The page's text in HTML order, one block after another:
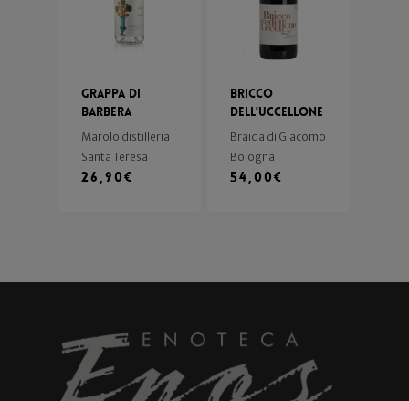
Grappa di
Barbera
Marolo distilleria
Santa Teresa
26,90€
Bricco
dell’Uccellone
Braida di Giacomo
Bologna
54,00€